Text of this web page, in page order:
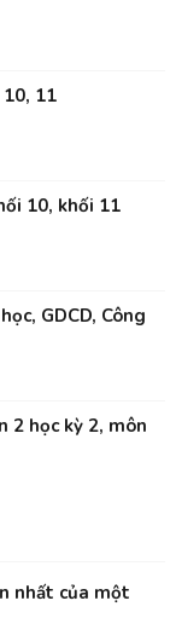
11
10, khối 11
GDCD, Công
học kỳ 2, môn
nhất của một